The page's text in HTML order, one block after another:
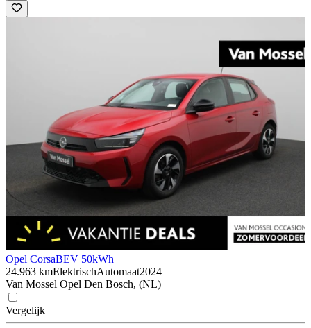
Opel CorsaBEV 50kWh
24.963 kmElektrischAutomaat2024
Van Mossel Opel Den Bosch, (NL)
Vergelijk